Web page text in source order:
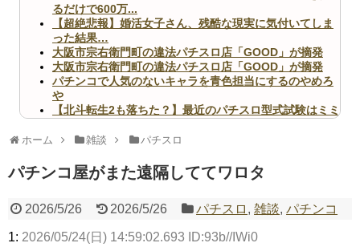
るだけで600万...
【超絶悲報】婚活女子さん、残酷な現実に気付いてしま
った結果…
大阪市宗右衛門町の違法パチスロ店「GOOD」が摘発
大阪市宗右衛門町の違法パチスロ店「GOOD」が摘発
パチンコで人気のないキャラを青色担当にするのやめろ
や
【北斗転生2も落ちた？】最近のパチスロ型式試験はミミ
無職のパチンコカス(22)なんやが、ワイの人生どれくら
AngelBeats!とかいうクソアニメの思い出ｗｗｗ
ホーム 雑談 パチスロ
パチンコ屋がまた遠隔しててワロタ
2026/5/26 2026/5/26 パチスロ ,雑談,パチンコ
1: 2026/05/24(日) 14:59:02.693 ID:93b//IWi0